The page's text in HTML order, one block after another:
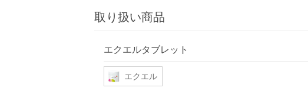
取り扱い商品
エクエルタブレット
エクエル